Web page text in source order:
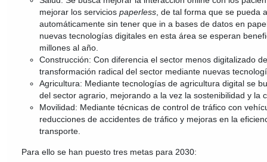
mejorar los servicios paperless , de tal forma que se pueda
automáticamente sin tener que in a bases de datos en
nuevas tecnologías digitales en esta área se esperan
millones al año.
Construcción: Con diferencia el sector menos digitalizado
transformación radical del sector mediante nuevas
Agricultura: Mediante tecnologías de agricultura digital se
del sector agrario, mejorando a la vez la sostenibilidad y la
Movilidad: Mediante técnicas de control de tráfico con
reducciones de accidentes de tráfico y mejoras en la
transporte.
Para ello se han puesto tres metas para 2030: